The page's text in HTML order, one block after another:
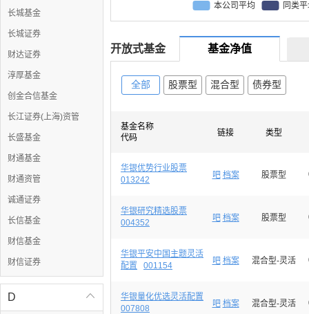
长城基金
长城证券
财达证券
淳厚基金
创金合信基金
长江证券(上海)资管
长盛基金
财通基金
财通资管
诚通证券
长信基金
财信基金
财信证券

D
本公司平均
同类
开放式基金 基金净值
全部 股票型 混合型 债券型
基金名称
代码
链接 类型
华银优势行业股票
013242
吧 档案 股票型
华银研究精选股票
004352
吧 档案 股票型
华银平安中国主题灵活
配置
001154 吧 档案 混合型-灵活
华银量化优选灵活配置
007808
吧 档案 混合型-灵活